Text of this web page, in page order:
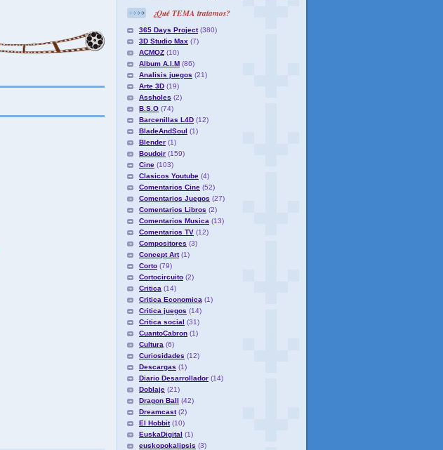
¿Qué TEMA tratamos?
365 Days Project (380)
3D Studio Max (7)
ACMOZ (10)
Album A.I.M (86)
Analisis juegos (21)
Arte 3D (19)
Assholes (2)
B.S.O (74)
Barcenillas L4D (12)
BladeAndSoul (1)
Blender (1)
Boudoir (159)
Cine (103)
Clasicos Youtube (4)
Comentarios Cine (52)
Comentarios Juegos (27)
Comentarios Libros (2)
Comentarios Musica (13)
Comentarios TV (12)
Compositores (3)
Concept Art (1)
Corto (79)
Cortocircuito (2)
Critica (14)
Critica Economica (1)
Critica juegos (14)
Critica social (31)
CuantoCabron (1)
Cultura (6)
Curiosidades (12)
Descargas (1)
Diario Desarrollador (14)
Doblaje (21)
Dragon Ball (42)
Dreamcast (2)
El Hobbit (10)
EuskaDigital (1)
euskopokalipsis (3)